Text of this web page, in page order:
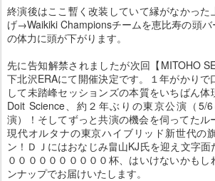
終演後はここ暫く改装していて縁がなかった
げ→Waikiki Championsチームを恵比寿の頭バ
の体力に頭が下がります。
先に告知解禁されましたが次回【MITOHO
下北沢ERAにて開催決定です。１年がかりで
して未踏峰セッションズの本質をいちばん
Doit Science、約２年ぶりの東京公演（5/
演）！そしてずっと共演の機会を伺ってたル
現代オルタナの東京ハイブリッド新世代の
ン！ＤＪにはおなじみ畠山KJ氏を迎え文字面
００００００００００杯、はいけないかもし
ンナップでお届けいたします。